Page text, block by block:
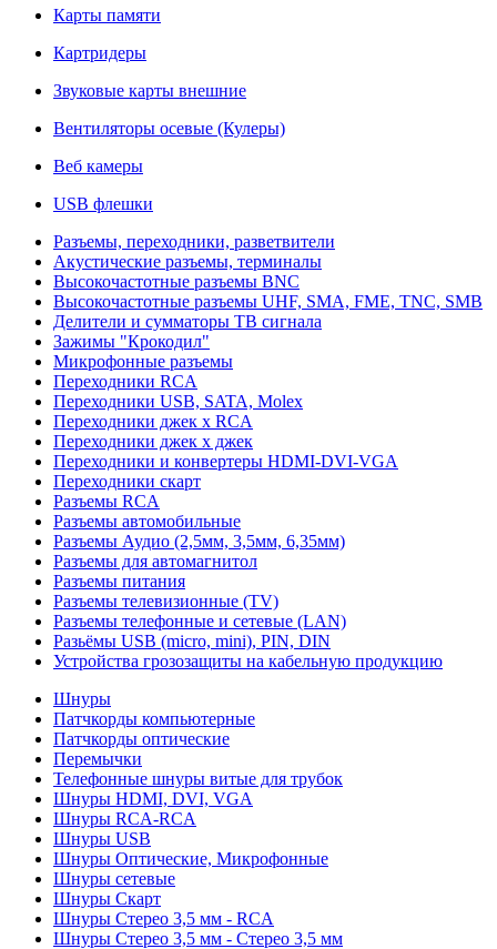
Карты памяти
Картридеры
Звуковые карты внешние
Вентиляторы осевые (Кулеры)
Веб камеры
USB флешки
Разъемы, переходники, разветвители
Акустические разъемы, терминалы
Высокочастотные разъемы BNC
Высокочастотные разъемы UHF, SMA, FME, TNC, SMB
Делители и сумматоры ТВ сигнала
Зажимы "Крокодил"
Микрофонные разъемы
Переходники RCA
Переходники USB, SATA, Molex
Переходники джек х RCA
Переходники джек х джек
Переходники и конвертеры HDMI-DVI-VGA
Переходники скарт
Разъемы RCA
Разъемы автомобильные
Разъемы Аудио (2,5мм, 3,5мм, 6,35мм)
Разъемы для автомагнитол
Разъемы питания
Разъемы телевизионные (TV)
Разъемы телефонные и сетевые (LAN)
Разьёмы USB (micro, mini), PIN, DIN
Устройства грозозащиты на кабельную продукцию
Шнуры
Патчкорды компьютерные
Патчкорды оптические
Перемычки
Телефонные шнуры витые для трубок
Шнуры HDMI, DVI, VGA
Шнуры RCA-RCA
Шнуры USB
Шнуры Оптические, Микрофонные
Шнуры сетевые
Шнуры Скарт
Шнуры Стерео 3,5 мм - RCA
Шнуры Стерео 3,5 мм - Стерео 3,5 мм